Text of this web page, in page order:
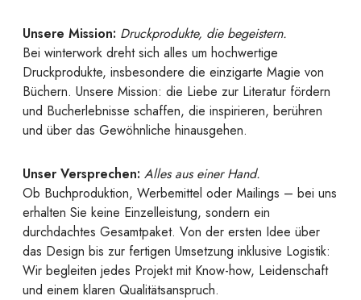
Unsere Mission: Druckprodukte, die begeistern.
Bei winterwork dreht sich alles um hochwertige
Druckprodukte, insbesondere die einzigarte Magie von
Büchern. Unsere Mission: die Liebe zur Literatur fördern
und Bucherlebnisse schaffen, die inspirieren, berühren
und über das Gewöhnliche hinausgehen.
Unser Versprechen: Alles aus einer Hand.
Ob Buchproduktion, Werbemittel oder Mailings – bei uns
erhalten Sie keine Einzelleistung, sondern ein
durchdachtes Gesamtpaket. Von der ersten Idee über
das Design bis zur fertigen Umsetzung inklusive Logistik:
Wir begleiten jedes Projekt mit Know-how, Leidenschaft
und einem klaren Qualitätsanspruch.